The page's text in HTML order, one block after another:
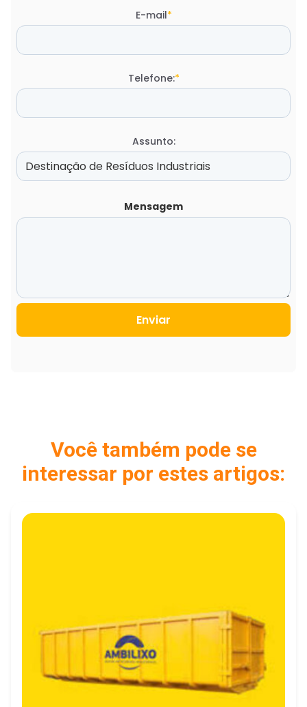
E-mail*
Telefone:*
Assunto:
Mensagem
Enviar
Você também pode se
interessar por estes artigos: